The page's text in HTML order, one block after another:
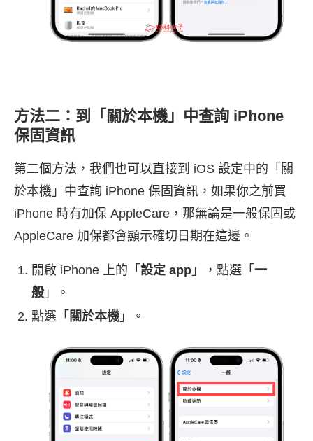
方法二：到「關於本機」中查詢 iPhone
保固資訊
第二個方法，我們也可以直接到 iOS 設定中的「關
於本機」中查詢 iPhone 保固資訊，如果你之前買
iPhone 時有加保 AppleCare，那無論是一般保固或
AppleCare 加保都會顯示確切日期在這邊。
開啟 iPhone 上的「 設定 app 」，點選「 一
般 」。
點選「 關於本機 」。